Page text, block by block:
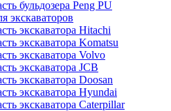
бульдозера Peng PU
экскаваторов
экскаватора Hitachi
экскаватора Komatsu
экскаватора Volvo
экскаватора JCB
экскаватора Doosan
экскаватора Hyundai
экскаватора Caterpillar